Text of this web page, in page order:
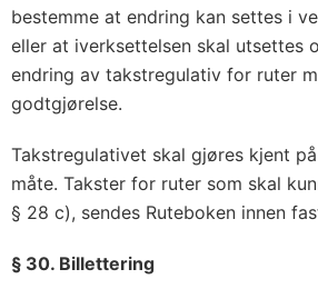
bestemme at endring kan settes i
eller at iverksettelsen skal utsettes
endring av takstregulativ for ruter
godtgjørelse.
Takstregulativet skal gjøres kjent
måte. Takster for ruter som skal
§ 28 c), sendes Ruteboken innen
§ 30. Billettering